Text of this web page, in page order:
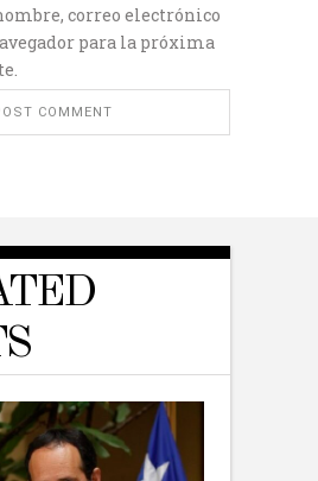
correo electrónico
para la próxima